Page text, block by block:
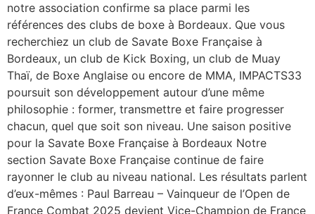
notre association confirme sa place parmi les
références des clubs de boxe à Bordeaux. Que vous
recherchiez un club de Savate Boxe Française à
Bordeaux, un club de Kick Boxing, un club de Muay
Thaï, de Boxe Anglaise ou encore de MMA, IMPACTS33
poursuit son développement autour d’une même
philosophie : former, transmettre et faire progresser
chacun, quel que soit son niveau. Une saison positive
pour la Savate Boxe Française à Bordeaux Notre
section Savate Boxe Française continue de faire
rayonner le club au niveau national. Les résultats parlent
d’eux-mêmes : Paul Barreau – Vainqueur de l’Open de
France Combat 2025 devient Vice-Champion de France